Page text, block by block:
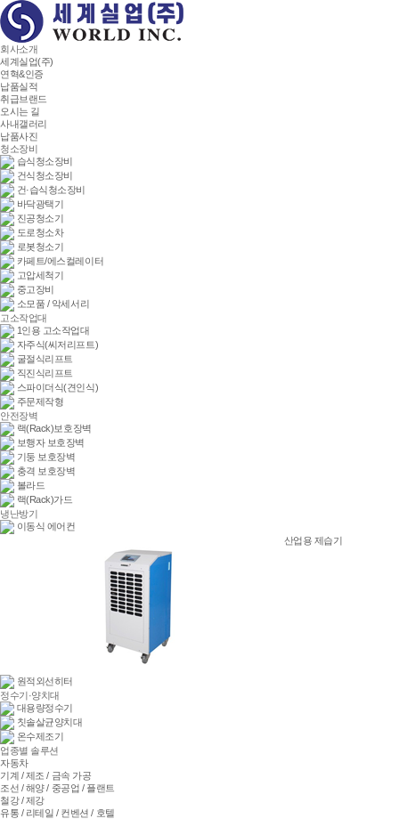
회사소개
세계실업(주)
연혁&인증
납품실적
취급브랜드
오시는 길
사내갤러리
납품사진
청소장비
습식청소장비
건식청소장비
건·습식청소장비
바닥광택기
진공청소기
도로청소차
로봇청소기
카페트/에스컬레이터
고압세척기
중고장비
소모품 / 악세서리
고소작업대
1인용 고소작업대
자주식(씨저리프트)
굴절식리프트
직진식리프트
스파이더식(견인식)
주문제작형
안전장벽
랙(Rack)보호장벽
보행자 보호장벽
기둥 보호장벽
충격 보호장벽
볼라드
랙(Rack)가드
냉난방기
이동식 에어컨
산업용 제습기
원적외선히터
정수기·양치대
대용량정수기
칫솔살균양치대
온수제조기
업종별 솔루션
자동차
기계 / 제조 / 금속 가공
조선 / 해양 / 중공업 / 플랜트
철강 / 제강
유통 / 리테일 / 컨벤션 / 호텔